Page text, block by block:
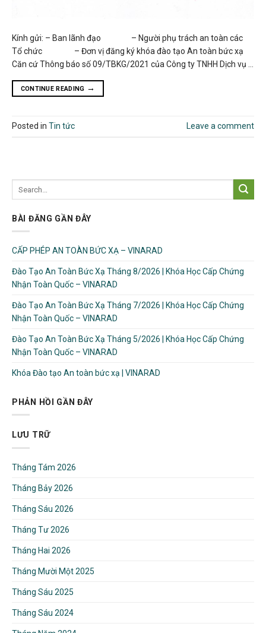
Kính gửi: – Ban lãnh đạo – Người phụ trách an toàn các
Tổ chức – Đơn vị đăng ký khóa đào tạo An toàn bức xạ
Căn cứ Thông báo số 09/TBKG/2021 của Công ty TNHH Dịch vụ …
CONTINUE READING →
Posted in Tin tức Leave a comment
BÀI ĐĂNG GẦN ĐÂY
CẤP PHÉP AN TOÀN BỨC XẠ – VINARAD
Đào Tạo An Toàn Bức Xạ Tháng 8/2026 | Khóa Học Cấp Chứng
Nhận Toàn Quốc – VINARAD
Đào Tạo An Toàn Bức Xạ Tháng 7/2026 | Khóa Học Cấp Chứng
Nhận Toàn Quốc – VINARAD
Đào Tạo An Toàn Bức Xạ Tháng 5/2026 | Khóa Học Cấp Chứng
Nhận Toàn Quốc – VINARAD
Khóa Đào tạo An toàn bức xạ | VINARAD
PHẢN HỒI GẦN ĐÂY
LƯU TRỮ
Tháng Tám 2026
Tháng Bảy 2026
Tháng Sáu 2026
Tháng Tư 2026
Tháng Hai 2026
Tháng Mười Một 2025
Tháng Sáu 2025
Tháng Sáu 2024